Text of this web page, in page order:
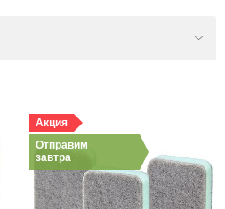
Акция
Отправим
завтра